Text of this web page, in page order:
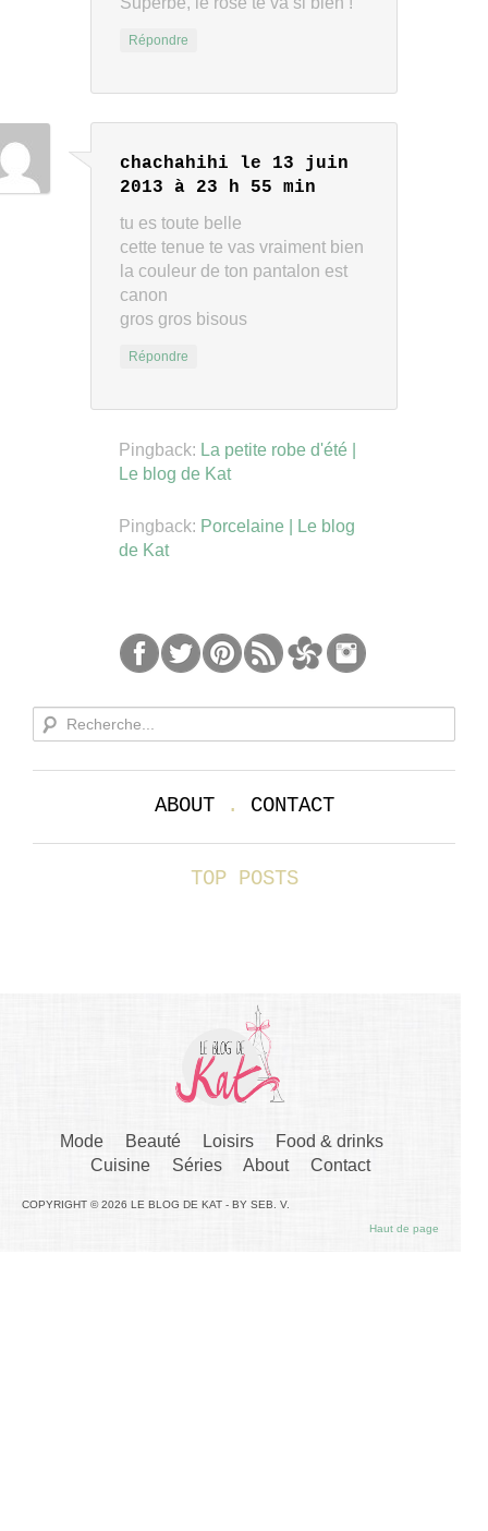
Répondre
chachahihi
le 13 juin
2013 à 23 h 55 min
tu es toute belle
cette tenue te vas vraiment bien
la couleur de ton pantalon est
canon
gros gros bisous
Répondre
Pingback: La petite robe d'été |
Le blog de Kat
Pingback: Porcelaine | Le blog
de Kat
ABOUT. CONTACT
TOP POSTS
Mode Beauté Loisirs
Food & drinks
Cuisine
Séries About Contact
COPYRIGHT © 2026 LE BLOG DE KAT - BY SEB. V.
Haut de page